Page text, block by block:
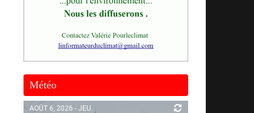
Météo
AOÛT 6, 2026 - JEU.